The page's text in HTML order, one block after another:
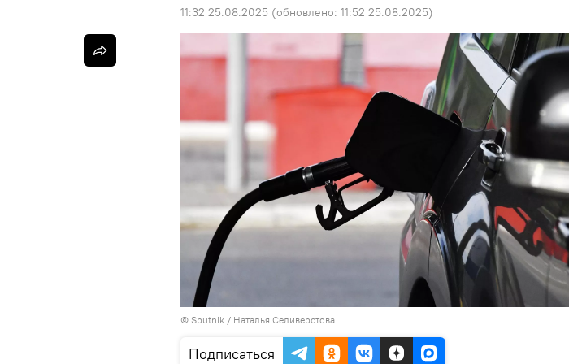
11:32 25.08.2025 (обновлено: 11:52 25.08.2025)
© Sputnik / Наталья Селиверстова
Подписаться